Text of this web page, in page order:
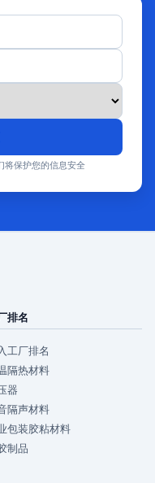
将保护您的信息安全
排名
工厂排名
隔热材料
器
隔声材料
包装胶粘材料
制品